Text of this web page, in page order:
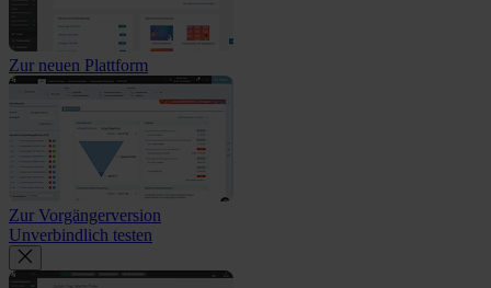
Zur neuen Plattform
Zur Vorgängerversion
Unverbindlich testen